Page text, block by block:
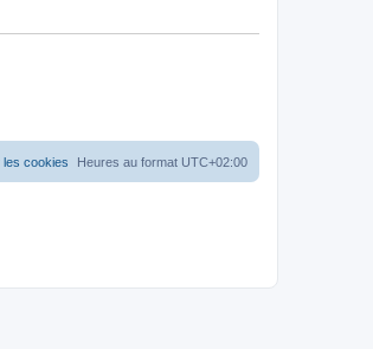
Heures au format UTC+02:00
les cookies